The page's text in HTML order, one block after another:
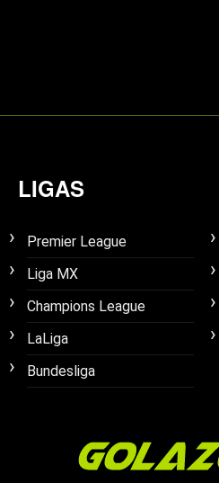
LIGAS
Premier League
Liga MX
Champions League
LaLiga
Bundesliga